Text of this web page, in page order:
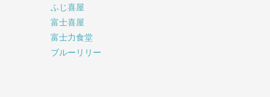
ふじ喜屋
富士喜屋
富士力食堂
ブルーリリー